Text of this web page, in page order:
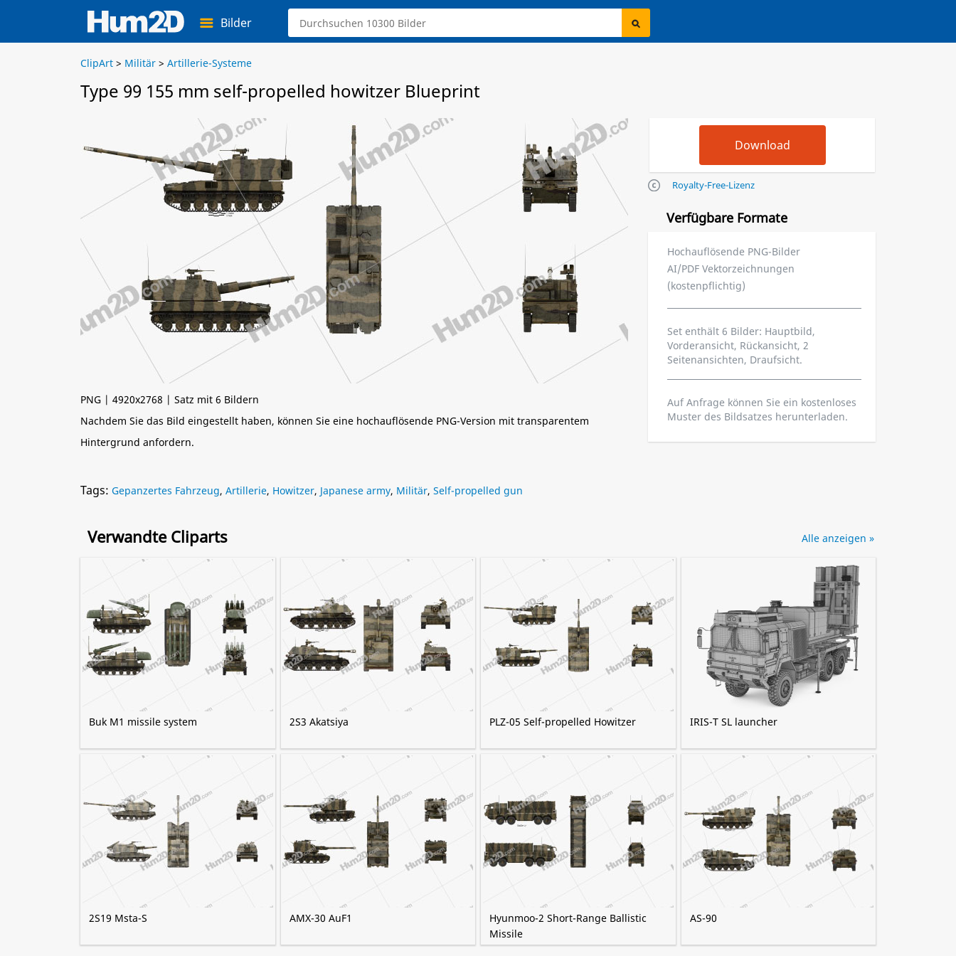
Bilder
ClipArt > Militär > Artillerie-Systeme
Type 99 155 mm self-propelled howitzer Blueprint
PNG | 4920x2768 | Satz mit 6 Bildern
Nachdem Sie das Bild eingestellt haben, können Sie eine hochauflösende PNG-Version mit transparentem
Hintergrund anfordern.
Royalty-Free-Lizenz
Verfügbare Formate
Hochauflösende PNG-Bilder
AI/PDF Vektorzeichnungen
(kostenpflichtig)
Set enthält 6 Bilder: Hauptbild,
Vorderansicht, Rückansicht, 2
Seitenansichten, Draufsicht.
Auf Anfrage können Sie ein kostenloses
Muster des Bildsatzes herunterladen.
Tags: Gepanzertes Fahrzeug, Artillerie, Howitzer, Japanese army, Militär, Self-propelled gun
Verwandte Cliparts
Buk M1 missile system 2S3 Akatsiya PLZ-05 Self-propelled Howitzer IRIS-T SL launcher
2S19 Msta-S AMX-30 AuF1
Hyunmoo-2 Short-Range Ballistic
Missile
AS-90
Alle anzeigen »